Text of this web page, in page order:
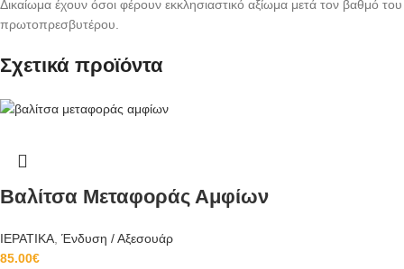
Δικαίωμα έχουν όσοι φέρουν εκκλησιαστικό αξίωμα μετά τον βαθμό του
πρωτοπρεσβυτέρου.
Σχετικά προϊόντα
Βαλίτσα Μεταφοράς Αμφίων
ΙΕΡΑΤΙΚΑ Ένδυση / Αξεσουάρ
85.00€